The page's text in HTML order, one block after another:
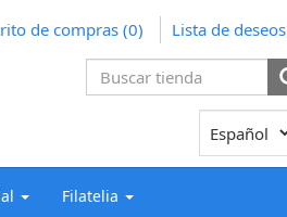
de compras (0) Lista de deseos
Filatelia